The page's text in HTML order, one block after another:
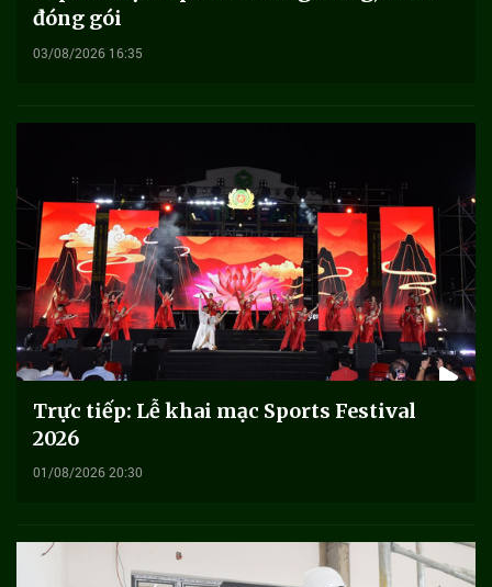
đóng gói
03/08/2026 16:35
Trực tiếp: Lễ khai mạc Sports Festival
2026
01/08/2026 20:30